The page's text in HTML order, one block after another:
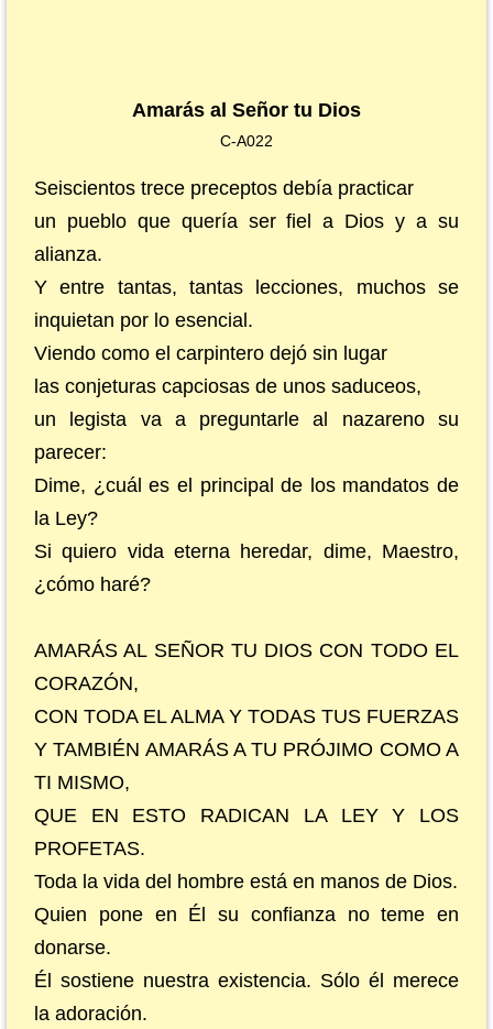
Amarás al Señor tu Dios
C-A022
Seiscientos trece preceptos debía practicar
un pueblo que quería ser fiel a Dios y a su
alianza.
Y entre tantas, tantas lecciones, muchos se
inquietan por lo esencial.
Viendo como el carpintero dejó sin lugar
las conjeturas capciosas de unos saduceos,
un legista va a preguntarle al nazareno su
parecer:
Dime, ¿cuál es el principal de los mandatos de
la Ley?
Si quiero vida eterna heredar, dime, Maestro,
¿cómo haré?
AMARÁS AL SEÑOR TU DIOS CON TODO EL
CORAZÓN,
CON TODA EL ALMA Y TODAS TUS FUERZAS
Y TAMBIÉN AMARÁS A TU PRÓJIMO COMO A
TI MISMO,
QUE EN ESTO RADICAN LA LEY Y LOS
PROFETAS.
Toda la vida del hombre está en manos de Dios.
Quien pone en Él su confianza no teme en
donarse.
Él sostiene nuestra existencia. Sólo él merece
la adoración.